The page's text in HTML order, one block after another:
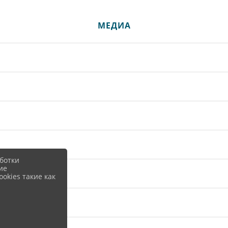
МЕДИА
такие как